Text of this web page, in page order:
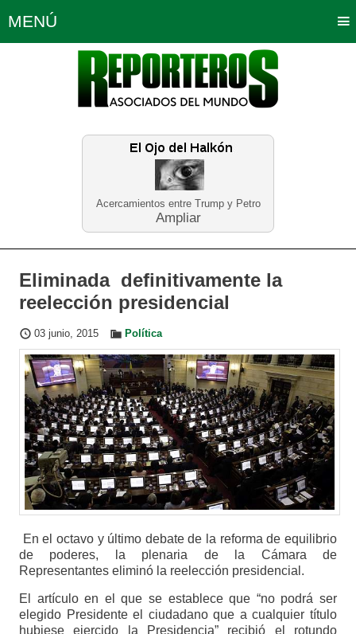
Acercamientos entre Trump y Petro
Ampliar
MENÚ
Política Opinión Bogotá
Planeta Tierra Deportes
Educación Neira
Eliminada definitivamente la
reelección presidencial
03 junio, 2015 Política
En el octavo y último debate de la reforma de equilibrio
de poderes, la plenaria de la Cámara de
Representantes eliminó la reelección presidencial.
El artículo en el que se establece que “no podrá ser
elegido Presidente el ciudadano que a cualquier título
hubiese ejercido la Presidencia” recibió el rotundo